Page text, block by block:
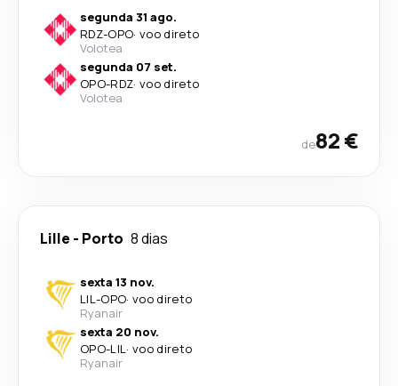
segunda 31 ago.
RDZ-OPO· voo direto
Volotea
segunda 07 set.
OPO-RDZ· voo direto
Volotea
de82 €
Lille - Porto 8 dias
sexta 13 nov.
LIL-OPO· voo direto
Ryanair
sexta 20 nov.
OPO-LIL· voo direto
Ryanair